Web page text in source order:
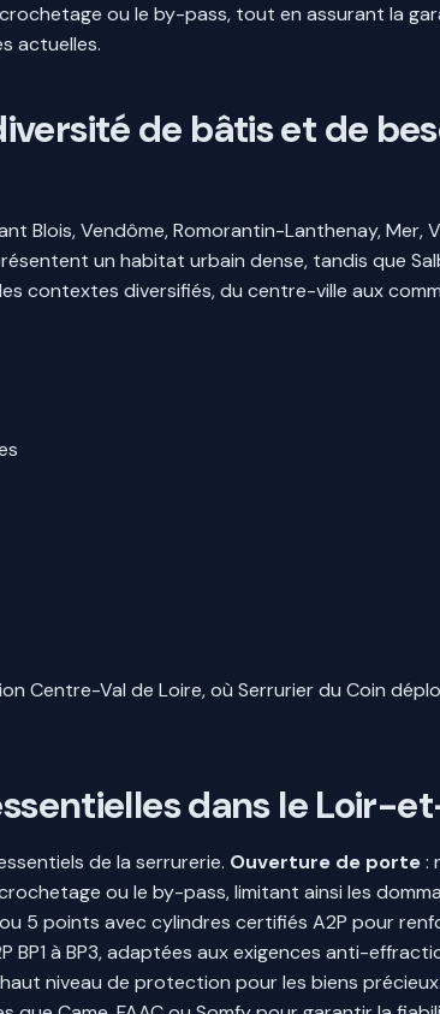
ou le by-pass, tout en assurant la
actuelles.
de bâtis et de
Blois, Vendôme, Romorantin-Lanthenay,
un habitat urbain dense, tandis que
contextes diversifiés, du centre-ville aux
Centre-Val de Loire, où Serrurier du Coin
dans le Loir-
de la serrurerie. Ouverture de porte:
ou le by-pass, limitant ainsi les
5 points avec cylindres certifiés A2P pour
à BP3, adaptées aux exigences anti-
niveau de protection pour les biens précieux.